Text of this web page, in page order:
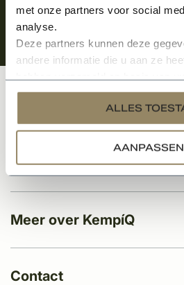
met onze partners voor social
analyse.
Deze partners kunnen deze
andere informatie die u aan ze
services.
ALLES
AANPASSEN
Meer over KempíQ
Klantenservice
Categorieën
Contact